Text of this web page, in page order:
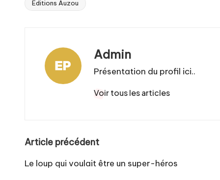
Tags:
Editions Auzou
Admin
Présentation du profil ici..
Voir tous les articles
Post
navigation
Article précédent
Le loup qui voulait être un super-héros